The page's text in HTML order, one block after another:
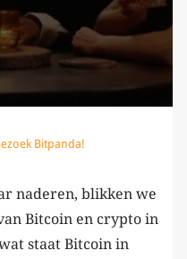
Bitpanda!
naderen, blikken we
Bitcoin en crypto in
staat Bitcoin in